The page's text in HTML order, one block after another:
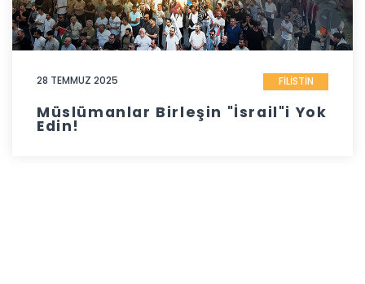
28 TEMMUZ 2025 FİLİSTİN
Müslümanlar Birleşin "İsrail"i Yok
Edin!